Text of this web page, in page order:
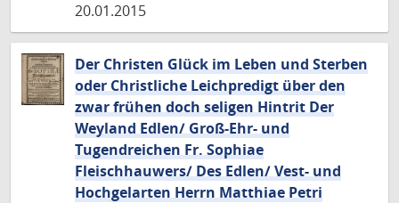
20.01.2015
Der Christen Glück im Leben und Sterben
oder Christliche Leichpredigt über den
zwar frühen doch seligen Hintrit Der
Weyland Edlen/ Groß-Ehr- und
Tugendreichen Fr. Sophiae
Fleischhauwers/ Des Edlen/ Vest- und
Hochgelarten Herrn Matthiae Petri